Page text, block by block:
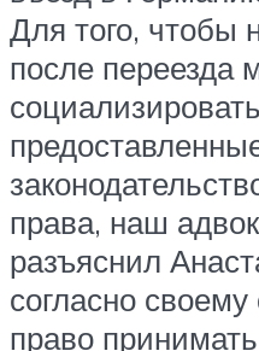
Для того, чтобы
после переезда
права, наш
разъяснил
согласно своему
право